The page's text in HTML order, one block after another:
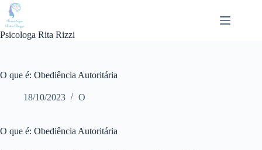
Pular
para
conteúdo
Psicologa Rita Rizzi
O que é: Obediência Autoritária
18/10/2023 O
O que é: Obediência Autoritária